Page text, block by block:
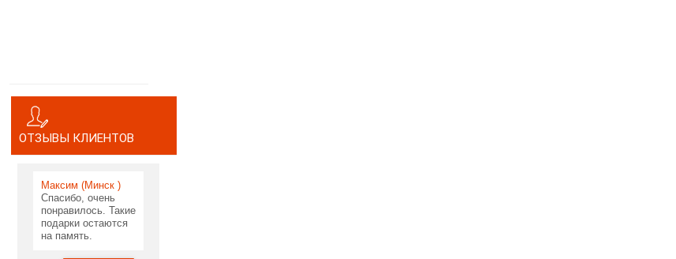
ОТЗЫВЫ КЛИЕНТОВ
Максим (Минск )
Спасибо, очень
понравилось. Такие
подарки остаются
на память.